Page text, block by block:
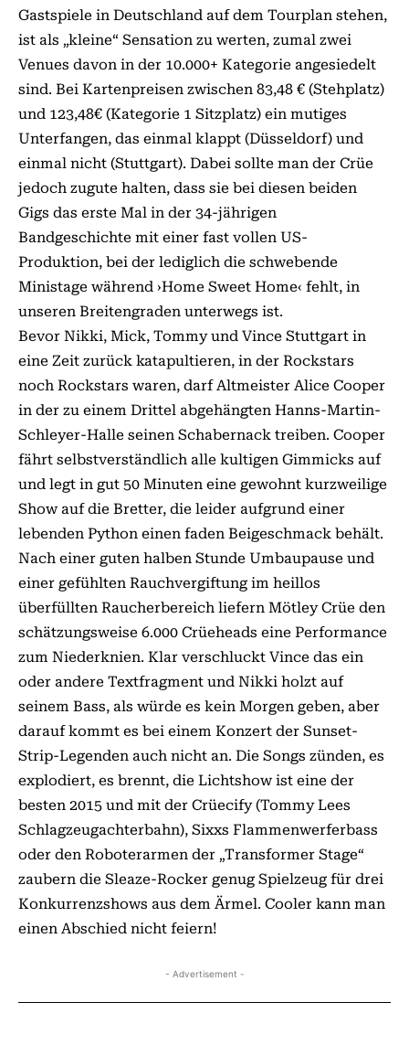
Gastspiele in Deutschland auf dem Tourplan stehen,
ist als „kleine“ Sensation zu werten, zumal zwei
Venues davon in der 10.000+ Kategorie angesiedelt
sind. Bei Kartenpreisen zwischen 83,48 € (Stehplatz)
und 123,48€ (Kategorie 1 Sitzplatz) ein mutiges
Unterfangen, das einmal klappt (Düsseldorf) und
einmal nicht (Stuttgart). Dabei sollte man der Crüe
jedoch zugute halten, dass sie bei diesen beiden
Gigs das erste Mal in der 34-jährigen
Bandgeschichte mit einer fast vollen US-
Produktion, bei der lediglich die schwebende
Ministage während ›Home Sweet Home‹ fehlt, in
unseren Breitengraden unterwegs ist.
Bevor Nikki, Mick, Tommy und Vince Stuttgart in
eine Zeit zurück katapultieren, in der Rockstars
noch Rockstars waren, darf Altmeister Alice Cooper
in der zu einem Drittel abgehängten Hanns-Martin-
Schleyer-Halle seinen Schabernack treiben. Cooper
fährt selbstverständlich alle kultigen Gimmicks auf
und legt in gut 50 Minuten eine gewohnt kurzweilige
Show auf die Bretter, die leider aufgrund einer
lebenden Python einen faden Beigeschmack behält.
Nach einer guten halben Stunde Umbaupause und
einer gefühlten Rauchvergiftung im heillos
überfüllten Raucherbereich liefern Mötley Crüe den
schätzungsweise 6.000 Crüeheads eine Performance
zum Niederknien. Klar verschluckt Vince das ein
oder andere Textfragment und Nikki holzt auf
seinem Bass, als würde es kein Morgen geben, aber
darauf kommt es bei einem Konzert der Sunset-
Strip-Legenden auch nicht an. Die Songs zünden, es
explodiert, es brennt, die Lichtshow ist eine der
besten 2015 und mit der Crüecify (Tommy Lees
Schlagzeugachterbahn), Sixxs Flammenwerferbass
oder den Roboterarmen der „Transformer Stage“
zaubern die Sleaze-Rocker genug Spielzeug für drei
Konkurrenzshows aus dem Ärmel. Cooler kann man
einen Abschied nicht feiern!
- Advertisement -